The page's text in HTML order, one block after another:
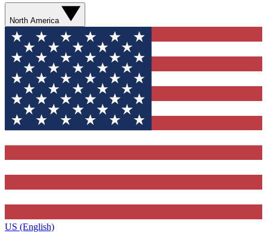
North America
US (English)